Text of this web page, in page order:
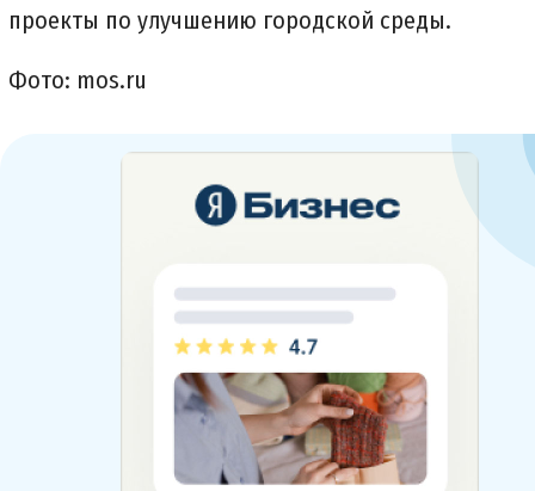
проекты по улучшению городской среды.
Фото: mos.ru